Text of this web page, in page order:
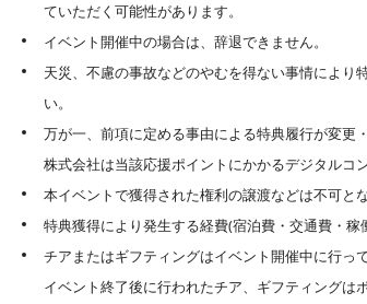
ていただく可能性があります。
イベント開催中の場合は、辞退できません。
天災、不慮の事故などのやむを得ない事情によ
い。
万が一、前項に定める事由による特典履行が変
株式会社は当該応援ポイントにかかるデジタルコ
本イベントで獲得された権利の譲渡などは不可とな
特典獲得により発生する経費(宿泊費・交通費・稼
チアまたはギフティングはイベント開催中に行って
イベント終了後に行われたチア、ギフティングは